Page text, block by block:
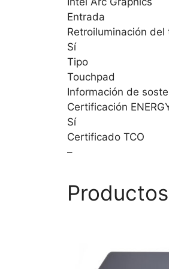
Entrada
Retroiluminación del
Sí
Tipo
Touchpad
Información de
Certificación
Sí
Certificado TCO
–